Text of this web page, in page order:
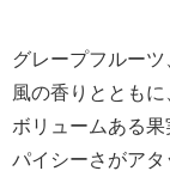
グレープフルー
風の香りととも
ボリュームある
パイシーさがア